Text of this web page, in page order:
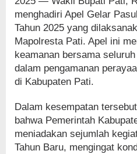
menghadiri Apel Gelar
Tahun 2025 yang
Mapolresta Pati. Apel ini
keamanan bersama
dalam pengamanan
di Kabupaten Pati.
Dalam kesempatan
bahwa Pemerintah
meniadakan sejumlah
Tahun Baru, mengingat